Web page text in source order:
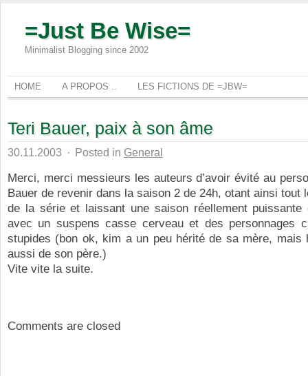
=Just Be Wise=
Minimalist Blogging since 2002
HOME A PROPOS .. LES FICTIONS DE =JBW=
Teri Bauer, paix à son âme
30.11.2003 · Posted in General
Merci, merci messieurs les auteurs d’avoir évité au
Bauer de revenir dans la saison 2 de 24h, otant ainsi tout
de la série et laissant une saison réellement puissante
avec un suspens casse cerveau et des personnages
stupides (bon ok, kim a un peu hérité de sa mère, mais
aussi de son père.)
Vite vite la suite.
Comments are closed